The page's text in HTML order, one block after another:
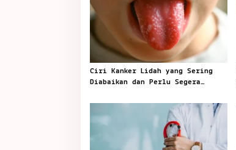
Ciri Kanker Lidah yang Sering
Diabaikan dan Perlu Segera